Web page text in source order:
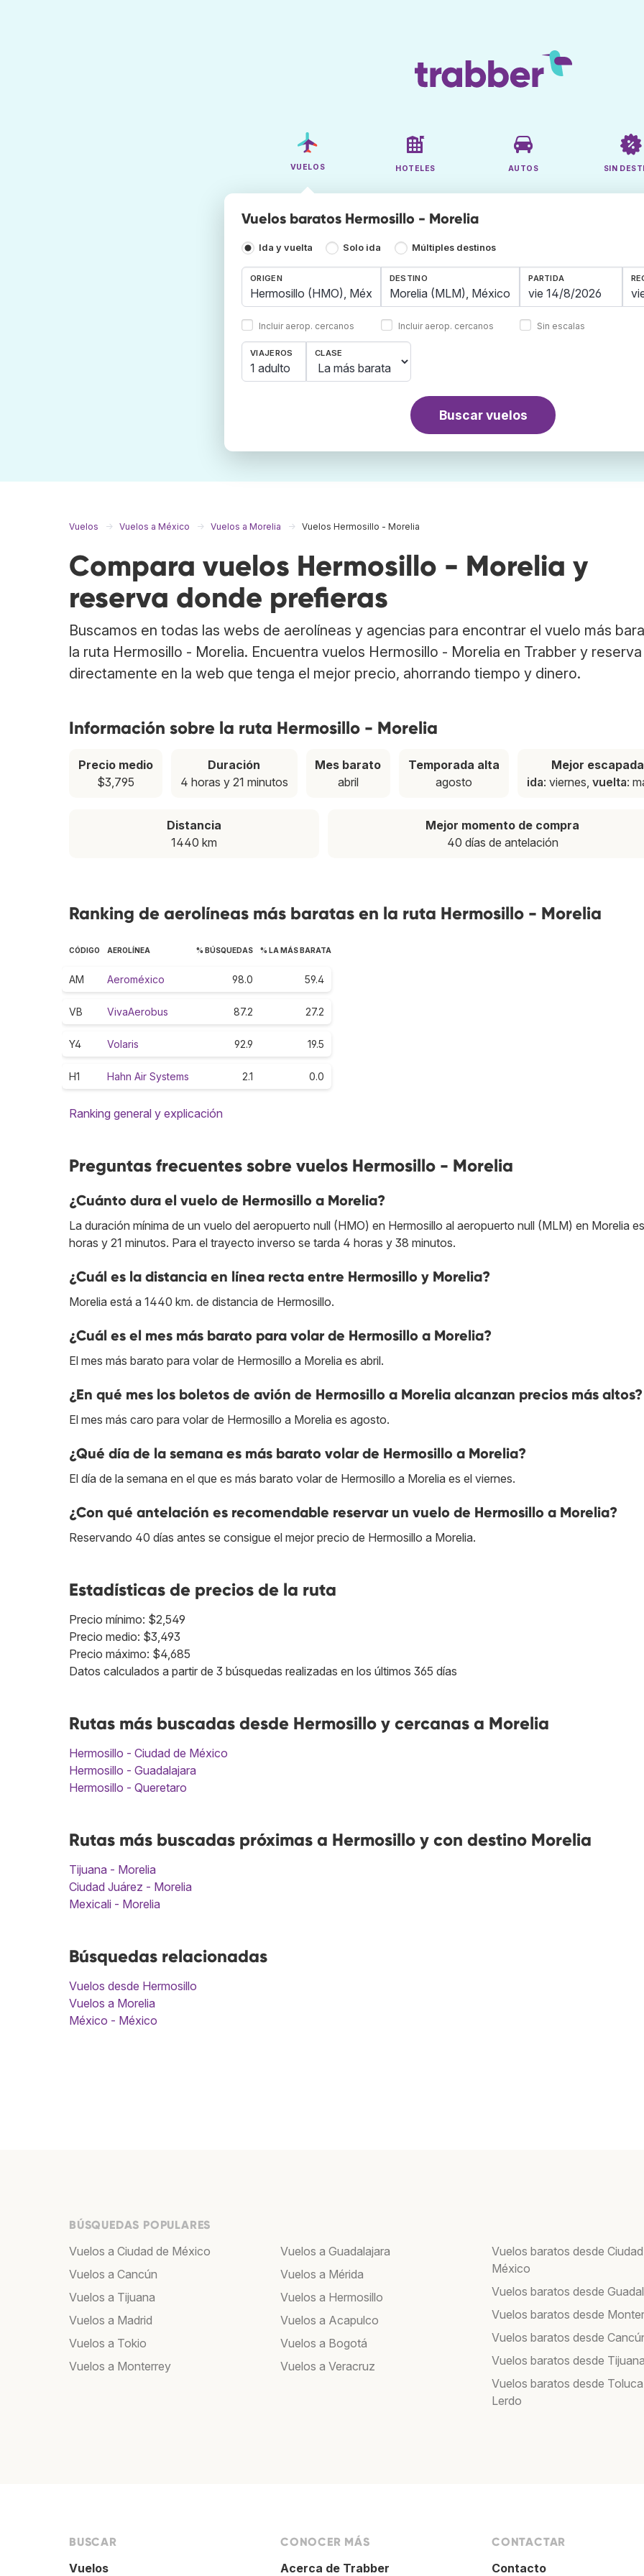
VUELOS HOTELES AUTOS SIN
Vuelos baratos Hermosillo - Morelia
Ida y vuelta Solo ida Múltiples destinos
ORIGEN
Incluir aerop. cercanos
DESTINO
Incluir aerop. cercanos
PARTIDA
Sin escalas
VIAJEROS
1 adulto
CLASE
Buscar vuelos
Vuelos Vuelos a México Vuelos a Morelia Vuelos Hermosillo - Morelia
Compara vuelos Hermosillo - Morelia y
reserva donde prefieras
Buscamos en todas las webs de aerolíneas y agencias para encontrar el vuelo más
la ruta Hermosillo - Morelia. Encuentra vuelos Hermosillo - Morelia en Trabber y reserva
directamente en la web que tenga el mejor precio, ahorrando tiempo y dinero.
Información sobre la ruta Hermosillo - Morelia
Precio medio
$3,795
Duración
4 horas y 21 minutos
Mes barato
abril
Temporada alta
agosto
Mejor escapada
ida: viernes,vuelta:
Distancia
1440 km
Mejor momento de compra
40 días de antelación
Ranking de aerolíneas más baratas en la ruta Hermosillo - Morelia
CÓDIGO AEROLÍNEA % BÚSQUEDAS % LA MÁS BARATA
AM Aeroméxico 98.0 59.4
VB VivaAerobus 87.2 27.2
Y4 Volaris 92.9 19.5
H1 Hahn Air Systems 2.1 0.0
Ranking general y explicación
Preguntas frecuentes sobre vuelos Hermosillo - Morelia
¿Cuánto dura el vuelo de Hermosillo a Morelia?
La duración mínima de un vuelo del aeropuerto null (HMO) en Hermosillo al aeropuerto null (MLM) en Morelia
horas y 21 minutos. Para el trayecto inverso se tarda 4 horas y 38 minutos.
¿Cuál es la distancia en línea recta entre Hermosillo y Morelia?
Morelia está a 1440 km. de distancia de Hermosillo.
¿Cuál es el mes más barato para volar de Hermosillo a Morelia?
El mes más barato para volar de Hermosillo a Morelia es abril.
¿En qué mes los boletos de avión de Hermosillo a Morelia alcanzan precios más altos?
El mes más caro para volar de Hermosillo a Morelia es agosto.
¿Qué día de la semana es más barato volar de Hermosillo a Morelia?
El día de la semana en el que es más barato volar de Hermosillo a Morelia es el viernes.
¿Con qué antelación es recomendable reservar un vuelo de Hermosillo a Morelia?
Reservando 40 días antes se consigue el mejor precio de Hermosillo a Morelia.
Estadísticas de precios de la ruta
Precio mínimo: $2,549
Precio medio: $3,493
Precio máximo: $4,685
Datos calculados a partir de 3 búsquedas realizadas en los últimos 365 días
Rutas más buscadas desde Hermosillo y cercanas a Morelia
Hermosillo - Ciudad de México
Hermosillo - Guadalajara
Hermosillo - Queretaro
Rutas más buscadas próximas a Hermosillo y con destino Morelia
Tijuana - Morelia
Ciudad Juárez - Morelia
Mexicali - Morelia
Búsquedas relacionadas
Vuelos desde Hermosillo
Vuelos a Morelia
México - México
BÚSQUEDAS POPULARES
Vuelos a Ciudad de México
Vuelos a Cancún
Vuelos a Tijuana
Vuelos a Madrid
Vuelos a Tokio
Vuelos a Monterrey
Vuelos a Guadalajara
Vuelos a Mérida
Vuelos a Hermosillo
Vuelos a Acapulco
Vuelos a Bogotá
Vuelos a Veracruz
Vuelos baratos desde
México
Vuelos baratos desde
Vuelos baratos desde
Vuelos baratos desde
Vuelos baratos desde
Vuelos baratos desde
Lerdo
BUSCAR
Vuelos
CONOCER MÁS
Acerca de Trabber
CONTACTAR
Contacto